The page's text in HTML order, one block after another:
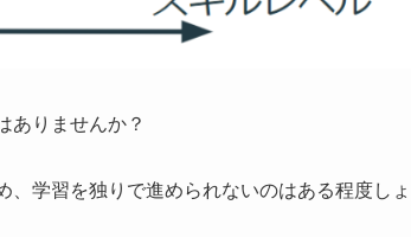
ありませんか？
学習を独りで進められないのはある程度し